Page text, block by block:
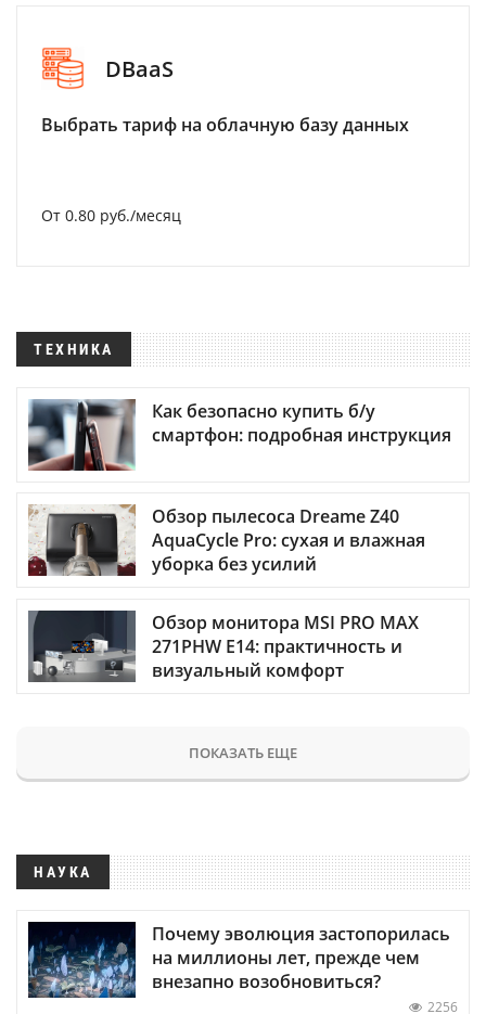
DBaaS
Выбрать тариф на облачную базу данных
От 0.80 руб./месяц
ТЕХНИКА
Как безопасно купить б/у
смартфон: подробная инструкция
Обзор пылесоса Dreame Z40
AquaCycle Pro: сухая и влажная
уборка без усилий
Обзор монитора MSI PRO MAX
271PHW E14: практичность и
визуальный комфорт
ПОКАЗАТЬ ЕЩЕ
НАУКА
Почему эволюция застопорилась
на миллионы лет, прежде чем
внезапно возобновиться?
2256